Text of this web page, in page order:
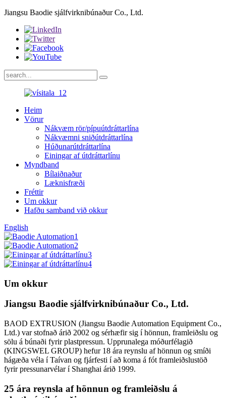
Jiangsu Baodie sjálfvirknibúnaður Co., Ltd.
Heim
Vörur
Nákvæm rör/pípuútdráttarlína
Nákvæmni sniðútdráttarlína
Húðunarútdráttarlína
Einingar af útdráttarlínu
Myndband
Bílaiðnaður
Læknisfræði
Fréttir
Um okkur
Hafðu samband við okkur
English
Um okkur
Jiangsu Baodie sjálfvirknibúnaður Co., Ltd.
BAOD EXTRUSION (Jiangsu Baodie Automation Equipment Co.,
Ltd.) var stofnað árið 2002 og sérhæfir sig í hönnun, framleiðslu og
sölu á búnaði fyrir plastpressun. Upprunalega móðurfélagið
(KINGSWEL GROUP) hefur 18 ára reynslu af hönnun og smíði
hágæða véla í Taívan og fjárfesti í að koma á fót framleiðslustöð
fyrir pressunarvélar í Shanghai árið 1999.
25 ára reynsla af hönnun og framleiðslu á